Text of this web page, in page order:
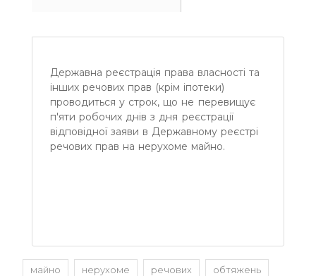
Державна реєстрація права власності та
інших речових прав (крім іпотеки)
проводиться у строк, що не перевищує
п'яти робочих днів з дня реєстрації
відповідної заяви в Державному реєстрі
речових прав на нерухоме майно.
майно нерухоме речових обтяжень